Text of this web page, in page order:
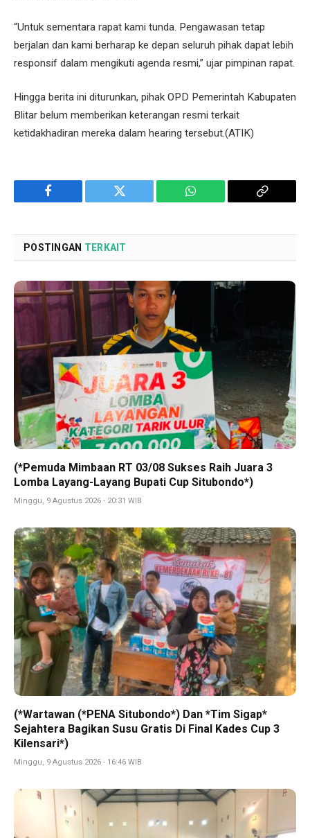
“Untuk sementara rapat kami tunda. Pengawasan tetap
berjalan dan kami berharap ke depan seluruh pihak dapat lebih
responsif dalam mengikuti agenda resmi,” ujar pimpinan rapat.
Hingga berita ini diturunkan, pihak OPD Pemerintah Kabupaten
Blitar belum memberikan keterangan resmi terkait
ketidakhadiran mereka dalam hearing tersebut.(ATIK)
Facebook Twitter WhatsApp
Copy
POSTINGAN TERKAIT
(*Pemuda Mimbaan RT 03/08 Sukses Raih Juara 3
Lomba Layang-Layang Bupati Cup Situbondo*)
Minggu, 9 Agustus 2026 - 20:31 WIB
(*Wartawan (*PENA Situbondo*) Dan *Tim Sigap*
Sejahtera Bagikan Susu Gratis Di Final Kades Cup 3
Kilensari*)
Minggu, 9 Agustus 2026 - 16:46 WIB